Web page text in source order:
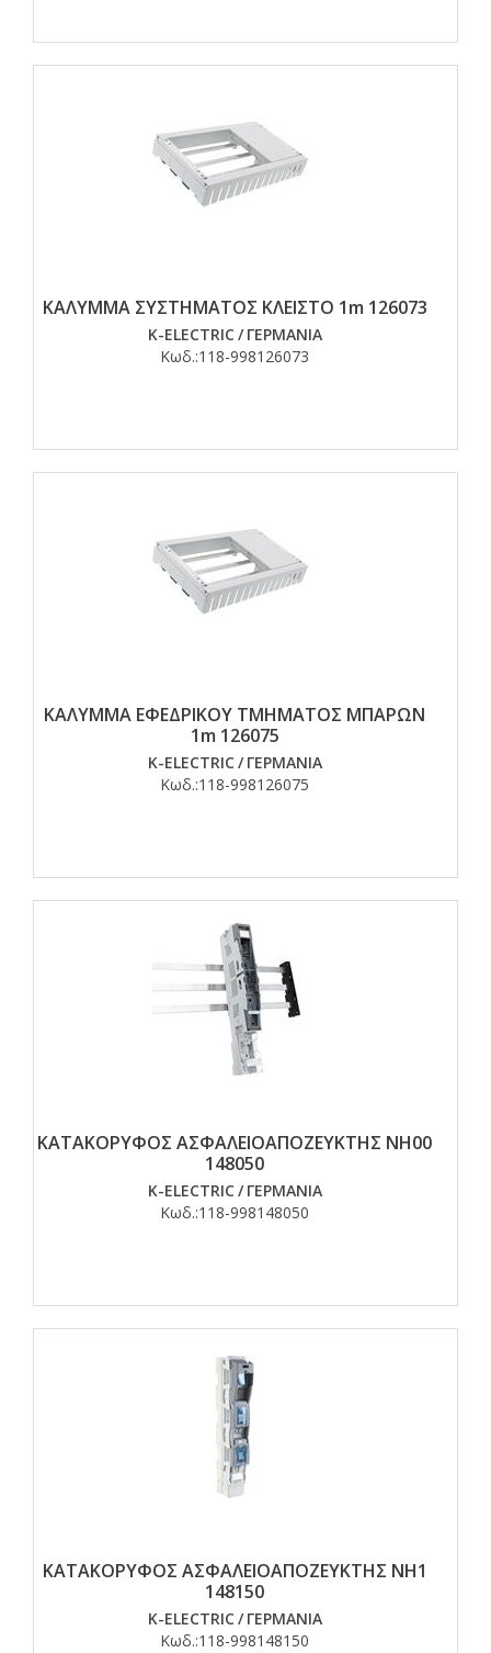
ΚΑΛΥΜΜΑ ΣΥΣΤΗΜΑΤΟΣ ΚΛΕΙΣΤΟ 1m 126073
K-ELECTRIC/ ΓΕΡΜΑΝΙΑ
Κωδ.:118-998126073
ΚΑΛΥΜΜΑ ΕΦΕΔΡΙΚΟΥ ΤΜΗΜΑΤΟΣ ΜΠΑΡΩΝ
1m 126075
K-ELECTRIC/ ΓΕΡΜΑΝΙΑ
Κωδ.:118-998126075
ΚΑΤΑΚΟΡΥΦΟΣ ΑΣΦΑΛΕΙΟΑΠΟΖΕΥΚΤΗΣ ΝΗ00
148050
K-ELECTRIC/ ΓΕΡΜΑΝΙΑ
Κωδ.:118-998148050
ΚΑΤΑΚΟΡΥΦΟΣ ΑΣΦΑΛΕΙΟΑΠΟΖΕΥΚΤΗΣ ΝΗ1
148150
K-ELECTRIC/ ΓΕΡΜΑΝΙΑ
Κωδ.:118-998148150